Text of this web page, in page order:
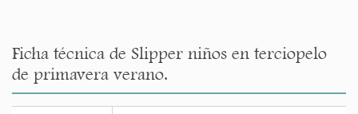
Ficha técnica de Slipper niños en terciopelo
de primavera verano.